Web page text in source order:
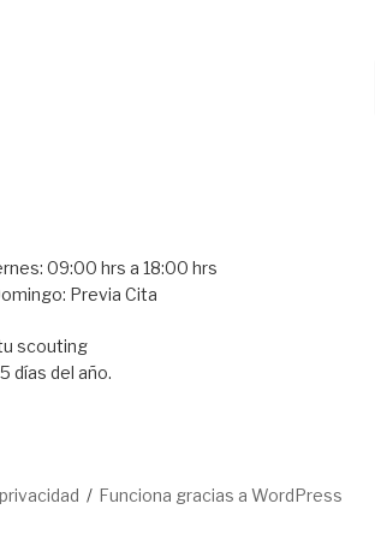
09:00 hrs a 18:00 hrs
Previa Cita
scouting
días del año.
Funciona gracias a WordPress